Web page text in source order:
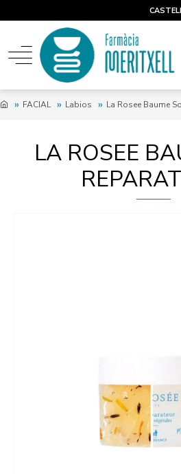
FACIAL Labios La Rosee Baume
LA ROSEE